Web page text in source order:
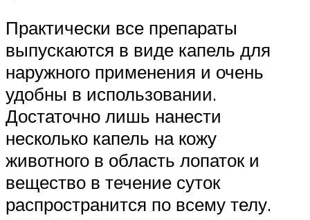
Практически все препараты
выпускаются в виде капель для
наружного применения и очень
удобны в использовании.
Достаточно лишь нанести
несколько капель на кожу
животного в область лопаток и
вещество в течение суток
распространится по всему телу.